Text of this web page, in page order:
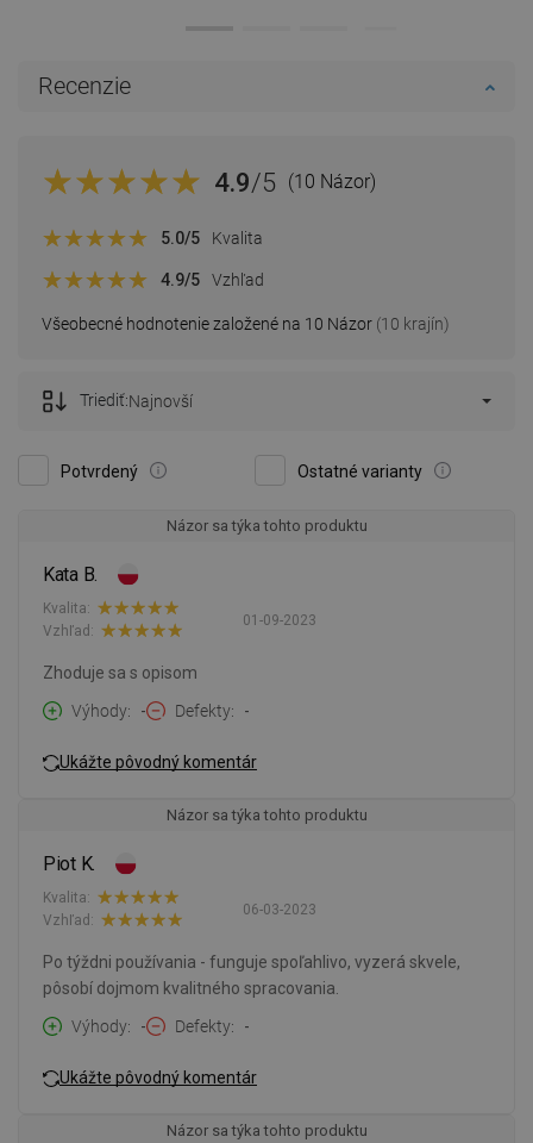
Recenzie
4.9/5 (10 Názor)
Všeobecné hodnotenie založené na 10 Názor (10 krajín)
5.0/5 Kvalita
4.9/5 Vzhľad
Potvrdený Ostatné varianty
Triediť:Najnovší
Názor sa týka tohto produktu
Kata B.
01-09-2023
Kvalita:
Vzhľad:
Zhoduje sa s opisom
Výhody
- Defekty -
Ukážte pôvodný komentár
Názor sa týka tohto produktu
Piot K.
06-03-2023
Kvalita:
Vzhľad:
Po týždni používania - funguje spoľahlivo, vyzerá skvele,
pôsobí dojmom kvalitného spracovania.
Výhody
- Defekty -
Ukážte pôvodný komentár
Názor sa týka tohto produktu